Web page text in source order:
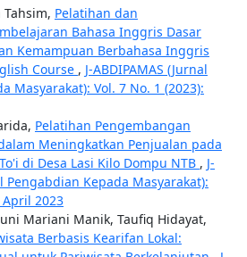
Tahsim, Pelatihan dan
Bahasa Inggris Dasar
Kemampuan Berbahasa Inggris
Course , J-ABDIPAMAS (Jurnal
Masyarakat): Vol. 7 No. 1 (2023):
Pelatihan Pengembangan
Meningkatkan Penjualan pada
di Desa Lasi Kilo Dompu NTB , J-
Pengabdian Kepada Masyarakat):
April 2023
Mariani Manik, Taufiq Hidayat,
Berbasis Kearifan Lokal: